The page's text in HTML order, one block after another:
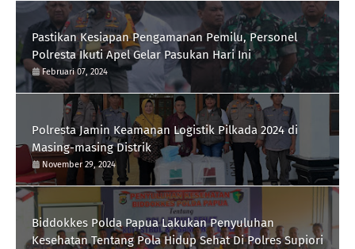
Pastikan Kesiapan Pengamanan Pemilu, Personel
Polresta Ikuti Apel Gelar Pasukan Hari Ini
Februari 07, 2024
Polresta Jamin Keamanan Logistik Pilkada 2024 di
Masing-masing Distrik
November 29, 2024
Biddokkes Polda Papua Lakukan Penyuluhan
Kesehatan Tentang Pola Hidup Sehat Di Polres Supiori